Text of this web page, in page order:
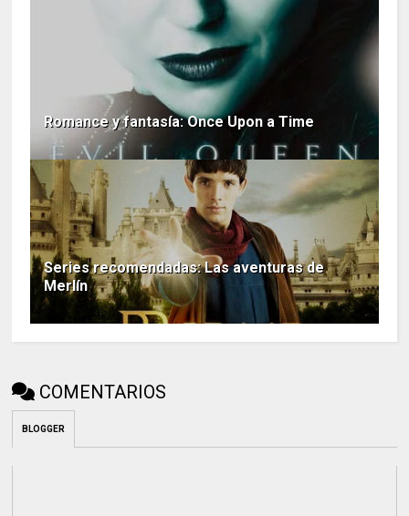
Romance y fantasía: Once Upon a Time
Series recomendadas: Las aventuras de
Merlín
COMENTARIOS
BLOGGER